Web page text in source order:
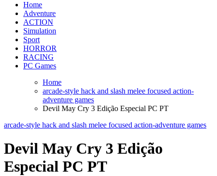
Home
Adventure
ACTION
Simulation
Sport
HORROR
RACING
PC Games
Home
arcade-style hack and slash melee focused action-
adventure games
Devil May Cry 3 Edição Especial PC PT
arcade-style hack and slash melee focused action-adventure games
Devil May Cry 3 Edição
Especial PC PT